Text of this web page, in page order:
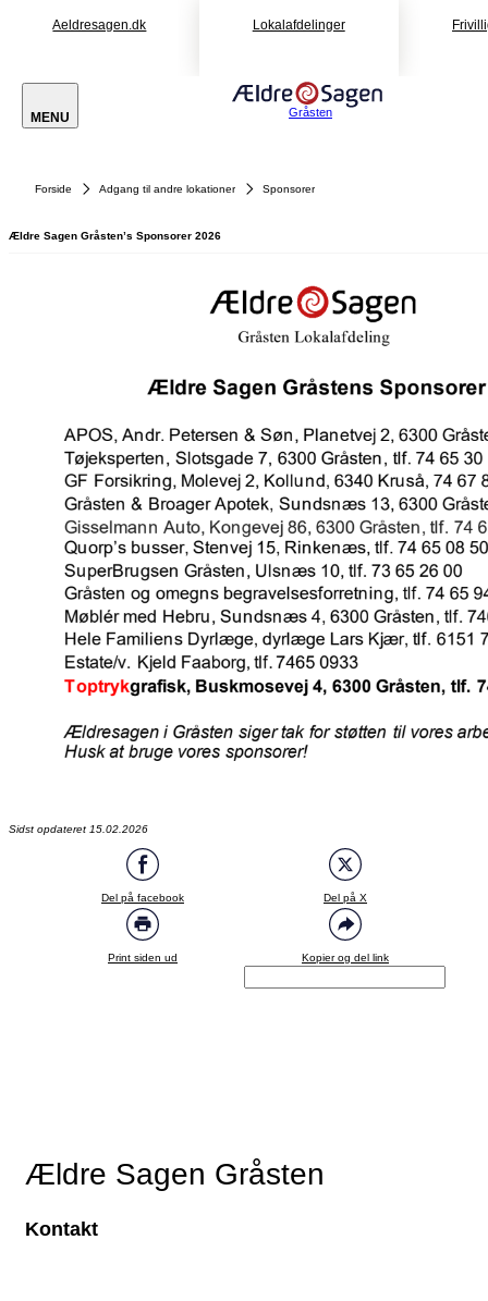
Aeldresagen.dk Lokalafdelinger
MENU Gråsten
Forside Adgang til andre lokationer Sponsorer
Ældre Sagen Gråsten’s Sponsorer 2026
Sidst opdateret 15.02.2026
Del på facebook Del på X
Print siden ud Kopier og del link
Ældre Sagen Gråsten
Kontakt